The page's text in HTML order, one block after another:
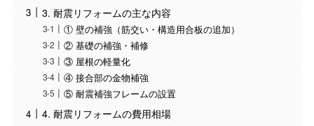
3. 耐震リフォームの主な内容
① 壁の補強（筋交い・構造用合板の追加）
② 基礎の補強・補修
③ 屋根の軽量化
④ 接合部の金物補強
⑤ 耐震補強フレームの設置
4. 耐震リフォームの費用相場